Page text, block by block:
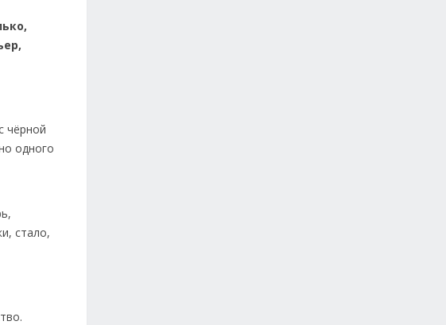
чёрной
одного